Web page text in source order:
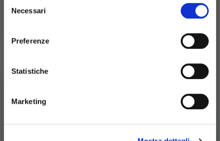
delNecessari
Preferenze
Statistiche
Marketing